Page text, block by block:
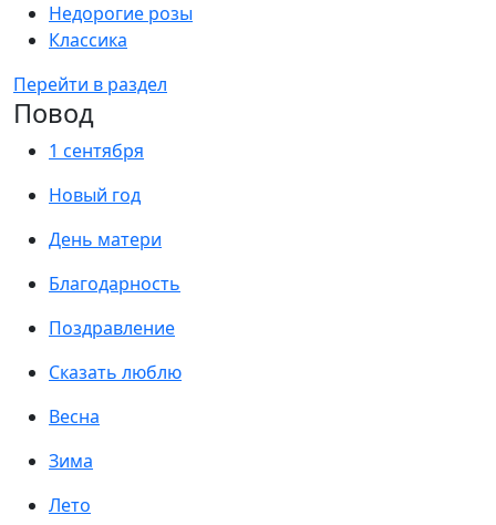
Недорогие розы
Классика
Перейти в раздел
Повод
1 сентября
Новый год
День матери
Благодарность
Поздравление
Сказать люблю
Весна
Зима
Лето